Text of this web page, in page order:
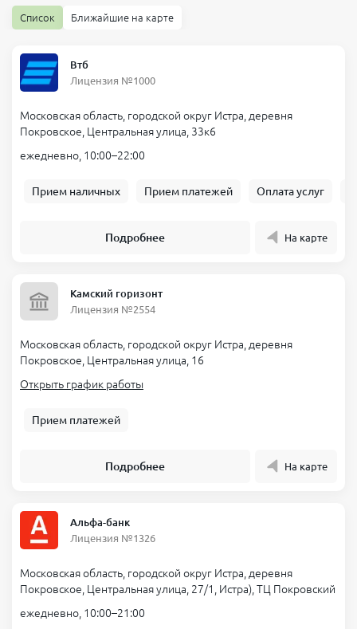
Список Ближайшие на карте
Втб
Лицензия №1000
Московская область, городской округ Истра, деревня
Покровское, Центральная улица, 33к6
ежедневно, 10:00–22:00
Прием наличных Прием платежей Оплата услуг
Подробнее На карте
Камский горизонт
Лицензия №2554
Московская область, городской округ Истра, деревня
Покровское, Центральная улица, 16
Открыть график работы
Прием платежей
Подробнее На карте
Альфа-банк
Лицензия №1326
Московская область, городской округ Истра, деревня
Покровское, Центральная улица, 27/1, Истра), ТЦ Покровский
ежедневно, 10:00–21:00